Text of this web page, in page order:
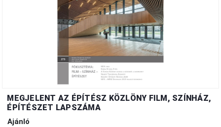
MEGJELENT AZ ÉPÍTÉSZ KÖZLÖNY FILM, SZÍNHÁZ,
ÉPÍTÉSZET LAPSZÁMA
Ajánló